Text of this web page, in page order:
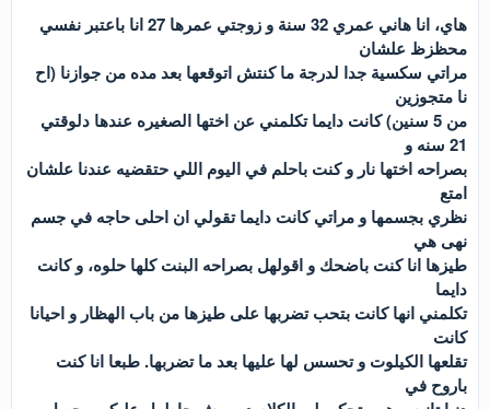
هاي، انا هاني عمري 32 سنة و زوجتي عمرها 27 انا باعتبر نفسي
محظزظ علشان
مراتي سكسية جدا لدرجة ما كنتش اتوقعها بعد مده من جوازنا (اح
نا متجوزين
من 5 سنين) كانت دايما تكلمني عن اختها الصغيره عندها دلوقتي
21 سنه و
بصراحه اختها نار و كنت باحلم في اليوم اللي حتقضيه عندنا علشان
امتع
نظري بجسمها و مراتي كانت دايما تقولي ان احلى حاجه في جسم
نهى هي
طيزها انا كنت باضحك و اقولهل بصراحه البنت كلها حلوه، و كانت
دايما
تكلمني انها كانت بتحب تضربها على طيزها من باب الهظار و احيانا
كانت
تقلعها الكيلوت و تحسس لها عليها بعد ما تضربها. طبعا انا كنت
باروح في